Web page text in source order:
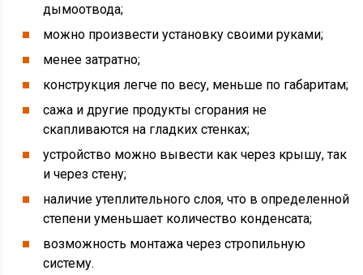
дымоотвода;
можно произвести установку своими руками;
менее затратно;
конструкция легче по весу, меньше по габаритам;
сажа и другие продукты сгорания не
скапливаются на гладких стенках;
устройство можно вывести как через крышу, так
и через стену;
наличие утеплительного слоя, что в определенной
степени уменьшает количество конденсата;
возможность монтажа через стропильную
систему.